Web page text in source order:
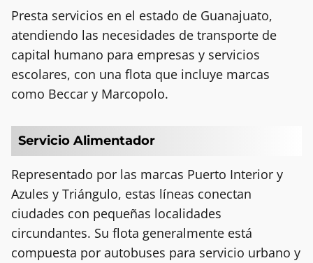
Presta servicios en el estado de Guanajuato,
atendiendo las necesidades de transporte de
capital humano para empresas y servicios
escolares, con una flota que incluye marcas
como Beccar y Marcopolo.
Servicio Alimentador
Representado por las marcas Puerto Interior y
Azules y Triángulo, estas líneas conectan
ciudades con pequeñas localidades
circundantes. Su flota generalmente está
compuesta por autobuses para servicio urbano y